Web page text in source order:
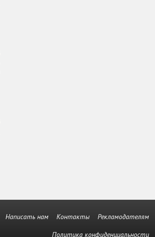
Написать нам Контакты
Рекламодателям
Политика конфиденциальности